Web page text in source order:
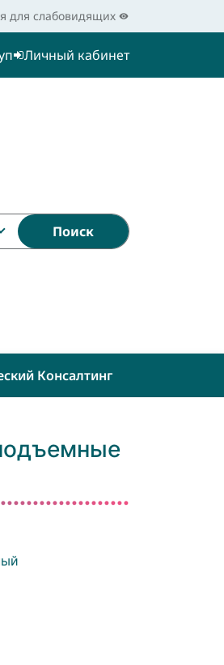
для слабовидящих
Личный кабинет
Поиск
Консалтинг